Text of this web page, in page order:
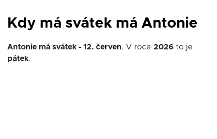
Kdy má svátek má Antonie
Antonie má svátek - 12. červen. V roce 2026 to je
pátek.